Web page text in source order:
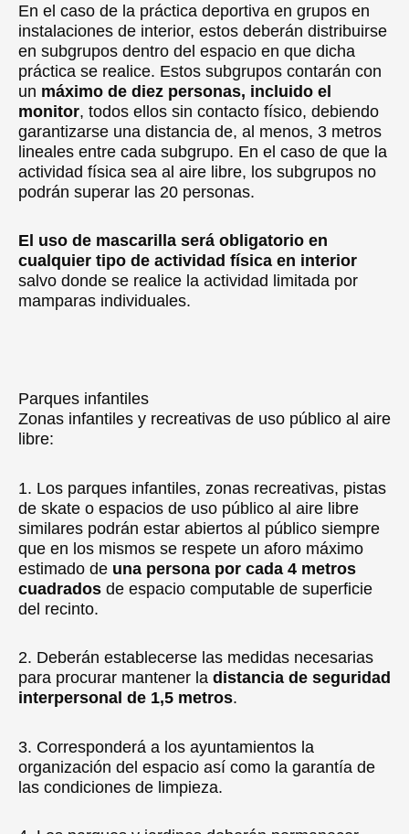
En el caso de la práctica deportiva en grupos en
instalaciones de interior, estos deberán distribuirse
en subgrupos dentro del espacio en que dicha
práctica se realice. Estos subgrupos contarán con
un máximo de diez personas, incluido el
monitor, todos ellos sin contacto físico, debiendo
garantizarse una distancia de, al menos, 3 metros
lineales entre cada subgrupo. En el caso de que la
actividad física sea al aire libre, los subgrupos no
podrán superar las 20 personas.
El uso de mascarilla será obligatorio en
cualquier tipo de actividad física en interior
salvo donde se realice la actividad limitada por
mamparas individuales.
Parques infantiles
Zonas infantiles y recreativas de uso público al aire
libre:
1. Los parques infantiles, zonas recreativas, pistas
de skate o espacios de uso público al aire libre
similares podrán estar abiertos al público siempre
que en los mismos se respete un aforo máximo
estimado de una persona por cada 4 metros
cuadrados de espacio computable de superficie
del recinto.
2. Deberán establecerse las medidas necesarias
para procurar mantener la distancia de seguridad
interpersonal de 1,5 metros.
3. Corresponderá a los ayuntamientos la
organización del espacio así como la garantía de
las condiciones de limpieza.